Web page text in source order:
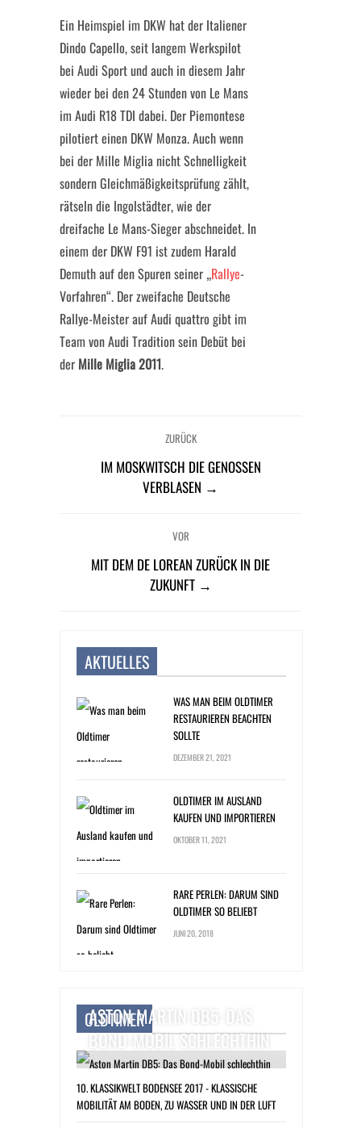
Ein Heimspiel im DKW hat der Italiener
Dindo Capello, seit langem Werkspilot
bei Audi Sport und auch in diesem Jahr
wieder bei den 24 Stunden von Le Mans
im Audi R18 TDI dabei. Der Piemontese
pilotiert einen DKW Monza. Auch wenn
bei der Mille Miglia nicht Schnelligkeit
sondern Gleichmäßigkeitsprüfung zählt,
rätseln die Ingolstädter, wie der
dreifache Le Mans-Sieger abschneidet. In
einem der DKW F91 ist zudem Harald
Demuth auf den Spuren seiner „Rallye-
Vorfahren“. Der zweifache Deutsche
Rallye-Meister auf Audi quattro gibt im
Team von Audi Tradition sein Debüt bei
der Mille Miglia 2011.
ZURÜCK
IM MOSKWITSCH DIE GENOSSEN
VERBLASEN →
VOR
MIT DEM DE LOREAN ZURÜCK IN DIE
ZUKUNFT →
AKTUELLES
WAS MAN BEIM OLDTIMER
RESTAURIEREN BEACHTEN
SOLLTE
DEZEMBER 21, 2021
OLDTIMER IM AUSLAND
KAUFEN UND IMPORTIEREN
OKTOBER 11, 2021
RARE PERLEN: DARUM SIND
OLDTIMER SO BELIEBT
JUNI 20, 2018
OLDTIMER
ASTON MARTIN DB5: DAS
BOND-MOBIL SCHLECHTHIN
10. KLASSIKWELT BODENSEE 2017 - KLASSISCHE
MOBILITÄT AM BODEN, ZU WASSER UND IN DER LUFT